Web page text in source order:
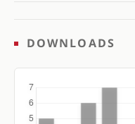
DOWNLOADS